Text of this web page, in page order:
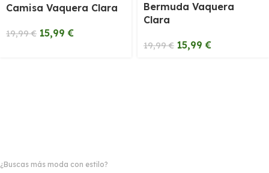
Camisa Vaquera Clara
19,99€ 15,99€
Bermuda Vaquera
Clara
19,99€ 15,99€
¿Buscas más moda con estilo?